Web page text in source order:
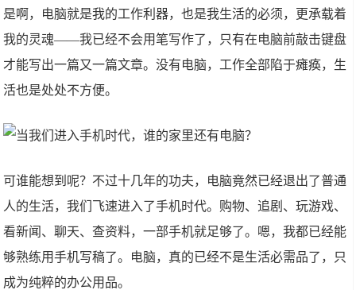
是啊，电脑就是我的工作利器，也是我生活的必须，更承载着
我的灵魂——我已经不会用笔写作了，只有在电脑前敲击键盘
才能写出一篇又一篇文章。没有电脑，工作全部陷于瘫痪，生
活也是处处不方便。
可谁能想到呢？不过十几年的功夫，电脑竟然已经退出了普通
人的生活，我们飞速进入了手机时代。购物、追剧、玩游戏、
看新闻、聊天、查资料，一部手机就足够了。嗯，我都已经能
够熟练用手机写稿了。电脑，真的已经不是生活必需品了，只
成为纯粹的办公用品。